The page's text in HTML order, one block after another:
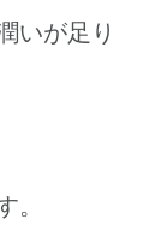
いが足り
。